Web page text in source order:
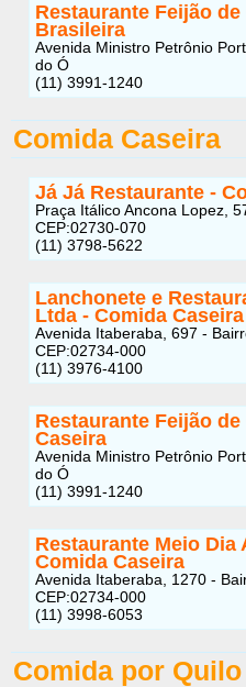
Restaurante Feijão
Brasileira
Avenida Ministro Petrônio
do Ó
(11) 3991-1240
Comida Caseira
Já Já Restaurante -
Praça Itálico Ancona Lopez,
CEP:02730-070
(11) 3798-5622
Lanchonete e
Ltda - Comida Caseira
Avenida Itaberaba, 697 -
CEP:02734-000
(11) 3976-4100
Restaurante Feijão
Caseira
Avenida Ministro Petrônio
do Ó
(11) 3991-1240
Restaurante Meio Dia
Comida Caseira
Avenida Itaberaba, 1270 -
CEP:02734-000
(11) 3998-6053
Comida por Quilo